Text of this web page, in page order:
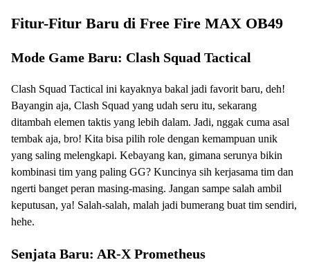
Fitur-Fitur Baru di Free Fire MAX OB49
Mode Game Baru: Clash Squad Tactical
Clash Squad Tactical ini kayaknya bakal jadi favorit baru, deh!
Bayangin aja, Clash Squad yang udah seru itu, sekarang
ditambah elemen taktis yang lebih dalam. Jadi, nggak cuma asal
tembak aja, bro! Kita bisa pilih role dengan kemampuan unik
yang saling melengkapi. Kebayang kan, gimana serunya bikin
kombinasi tim yang paling GG? Kuncinya sih kerjasama tim dan
ngerti banget peran masing-masing. Jangan sampe salah ambil
keputusan, ya! Salah-salah, malah jadi bumerang buat tim sendiri,
hehe.
Senjata Baru: AR-X Prometheus